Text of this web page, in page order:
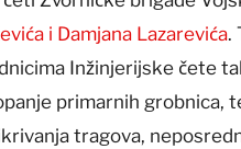
i Damjana Lazarevića.
Inžinjerijske čete
primarnih grobnica,
tragova,